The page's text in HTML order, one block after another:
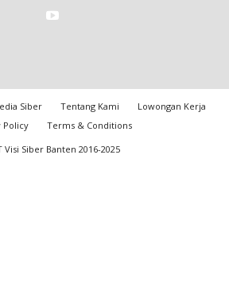
Siber Tentang Kami
Lowongan Kerja
Policy
Terms & Conditions
Visi Siber Banten 2016-2025